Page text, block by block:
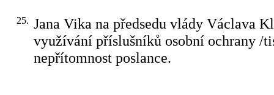
25. Jana Vika na předsedu vlády Václava
využívání příslušníků osobní ochrany /
nepřítomnost poslance.